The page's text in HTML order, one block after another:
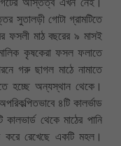
অস্তিত্ব এখন নেই।
সুতালড়ী গোটা গ্রামটিতে
ফসলী মাঠ বছরের ৯ মাসই
কৃষকেরা ফসল ফলাতে
গরু ছাগল মাঠে নামাতে
হচ্ছে অন্যস্থান থেকে।
৪টি কালর্ভাড
থেকে মাঠের পানি
করে রেখেছে একটি মহল।